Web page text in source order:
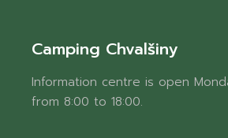
Camping Chvalšiny
Information centre is open
from 8:00 to 18:00.